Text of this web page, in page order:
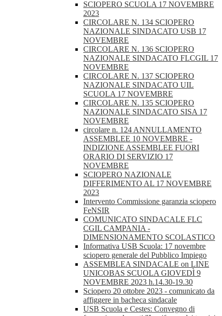
SCIOPERO SCUOLA 17 NOVEMBRE
2023
CIRCOLARE N. 134 SCIOPERO
NAZIONALE SINDACATO USB 17
NOVEMBRE
CIRCOLARE N. 136 SCIOPERO
NAZIONALE SINDACATO FLCGIL 17
NOVEMBRE
CIRCOLARE N. 137 SCIOPERO
NAZIONALE SINDACATO UIL
SCUOLA 17 NOVEMBRE
CIRCOLARE N. 135 SCIOPERO
NAZIONALE SINDACATO SISA 17
NOVEMBRE
circolare n. 124 ANNULLAMENTO
ASSEMBLEE 10 NOVEMBRE -
INDIZIONE ASSEMBLEE FUORI
ORARIO DI SERVIZIO 17
NOVEMBRE
SCIOPERO NAZIONALE
DIFFERIMENTO AL 17 NOVEMBRE
2023
Intervento Commissione garanzia sciopero
FeNSIR
COMUNICATO SINDACALE FLC
CGIL CAMPANIA -
DIMENSIONAMENTO SCOLASTICO
Informativa USB Scuola: 17 novembre
sciopero generale del Pubblico Impiego
ASSEMBLEA SINDACALE on LINE
UNICOBAS SCUOLA GIOVEDÌ 9
NOVEMBRE 2023 h.14.30-19.30
Sciopero 20 ottobre 2023 - comunicato da
affiggere in bacheca sindacale
USB Scuola e Cestes: Convegno di